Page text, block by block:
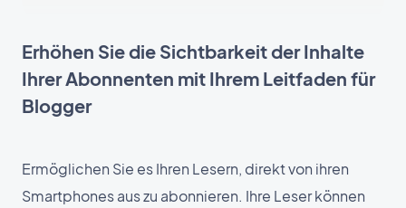
Erhöhen Sie die Sichtbarkeit der Inhalte
Ihrer Abonnenten mit Ihrem Leitfaden für
Blogger
Ermöglichen Sie es Ihren Lesern, direkt von ihren
Smartphones aus zu abonnieren. Ihre Leser können